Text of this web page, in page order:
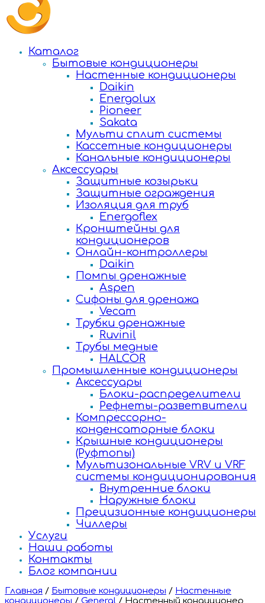
Каталог
Бытовые кондиционеры
Настенные кондиционеры
Daikin
Energolux
Pioneer
Sakata
Мульти сплит системы
Кассетные кондиционеры
Канальные кондиционеры
Аксессуары
Защитные козырьки
Защитные ограждения
Изоляция для труб
Energoflex
Кронштейны для
кондиционеров
Онлайн-контроллеры
Daikin
Помпы дренажные
Aspen
Сифоны для дренажа
Vecam
Трубки дренажные
Ruvinil
Трубы медные
HALCOR
Промышленные кондиционеры
Аксессуары
Блоки-распределители
Рефнеты-разветвители
Компрессорно-
конденсаторные блоки
Крышные кондиционеры
(Руфтопы)
Мультизональные VRV и VRF
системы кондиционирования
Внутренние блоки
Наружные блоки
Прецизионные кондиционеры
Чиллеры
Услуги
Наши работы
Контакты
Блог компании
Главная / Бытовые кондиционеры / Настенные
кондиционеры / General / Настенный кондиционер